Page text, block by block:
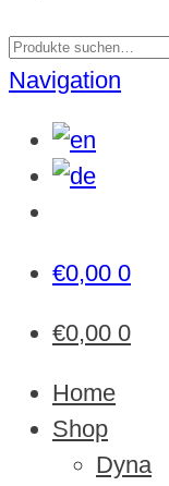
Suche
nach:
Navigation
€0,00 0
€0,00 0
Home
Shop
Dyna